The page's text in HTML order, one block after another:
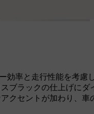
効率と走行性能を考慮
ブラックの仕上げにダ
クセントが加わり、車